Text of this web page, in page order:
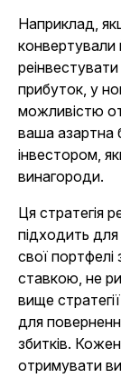
Наприклад,
прибуток, у
можливістю
ваша азартна
інвестором,
винагороди.
Ця стратегія
підходить для
свої
ставкою, не
вище
для
збитків.
отримувати